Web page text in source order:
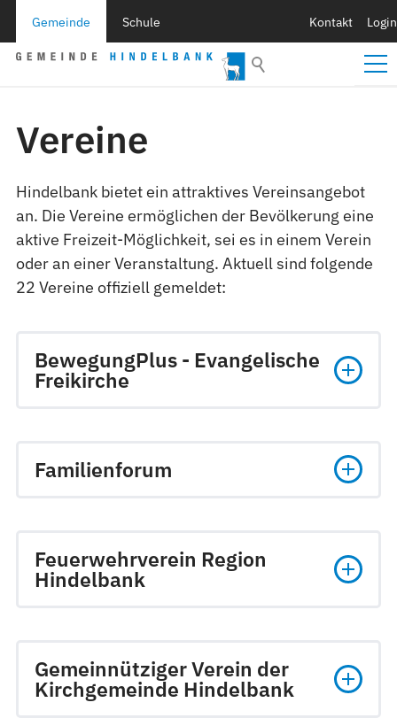
Gemeinde Schule Kontakt Login
Vereine
Hindelbank bietet ein attraktives Vereinsangebot
an. Die Vereine ermöglichen der Bevölkerung eine
aktive Freizeit-Möglichkeit, sei es in einem Verein
oder an einer Veranstaltung. Aktuell sind folgende
22 Vereine offiziell gemeldet:
BewegungPlus - Evangelische
Freikirche
Familienforum
Feuerwehrverein Region
Hindelbank
Gemeinnütziger Verein der
Kirchgemeinde Hindelbank